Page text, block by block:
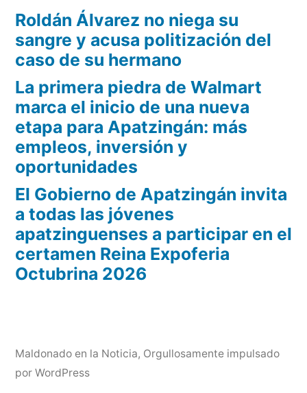
HURACANES
2018”
TEMPORADA
LLUVIAS
Y
HURACANES
2018
Roldán Álvarez no niega su
sangre y acusa politización del
caso de su hermano
La primera piedra de Walmart
marca el inicio de una nueva
etapa para Apatzingán: más
empleos, inversión y
oportunidades
El Gobierno de Apatzingán invita
a todas las jóvenes
apatzinguenses a participar en el
certamen Reina Expoferia
Octubrina 2026
Maldonado en la Noticia, Orgullosamente impulsado
por WordPress